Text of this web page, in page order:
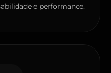
e performance.